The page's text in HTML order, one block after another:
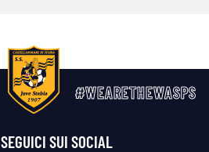
#WEARETHEWASPS
SEGUICI SUI SOCIAL